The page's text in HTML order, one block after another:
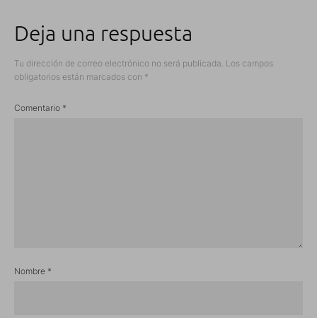
Deja una respuesta
Tu dirección de correo electrónico no será publicada. Los campos
obligatorios están marcados con *
Comentario *
Nombre *